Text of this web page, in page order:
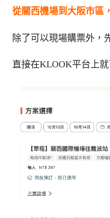
從關西機場到大阪市區
除了可以現場購票外，
直接在KLOOK平台上